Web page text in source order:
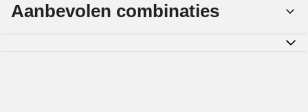
Aanbevolen combinaties